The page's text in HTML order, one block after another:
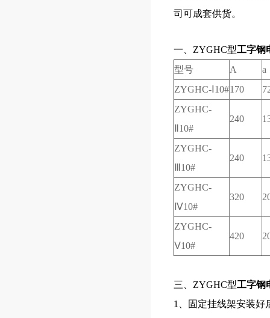
司可成套供货。
一、ZYGHC型工字钢
型号
A
a
ZYGHC-Ⅰ10#170
ZYGHC-
Ⅱ10#
240
ZYGHC-
Ⅲ10#
240
ZYGHC-
Ⅳ10#
320
ZYGHC-
Ⅴ10#
420
三、ZYGHC型工字钢
1
、固定挂线架安装